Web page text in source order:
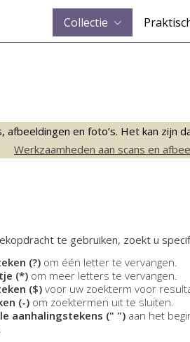
Collectie
afbeeldingen en foto’s. Het kan
Werkzaamheden aan scans en
te gebruiken, zoekt u
(?) om één letter te vervangen.
(*) om meer letters te vervangen.
($)voor uw zoekterm voor
(-) om zoektermen uit te sluiten.
aanhalingstekens (" ") aan het